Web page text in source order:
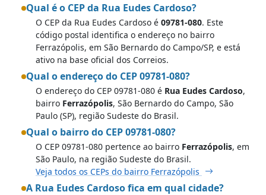
Qual é o CEP da Rua Eudes Cardoso?
O CEP da Rua Eudes Cardoso é 09781-080. Este
código postal identifica o endereço no bairro
Ferrazópolis, em São Bernardo do Campo/SP, e está
ativo na base oficial dos Correios.
Qual o endereço do CEP 09781-080?
O endereço do CEP 09781-080 é Rua Eudes Cardoso,
bairro Ferrazópolis, São Bernardo do Campo, São
Paulo (SP), região Sudeste do Brasil.
Qual o bairro do CEP 09781-080?
O CEP 09781-080 pertence ao bairro Ferrazópolis, em
São Paulo, na região Sudeste do Brasil.
Veja todos os CEPs do bairro Ferrazópolis
A Rua Eudes Cardoso fica em qual cidade?